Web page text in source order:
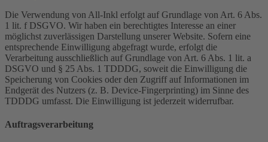
Die Verwendung von All-Inkl erfolgt auf Grundlage von Art. 6 Abs.
1 lit. f DSGVO. Wir haben ein berechtigtes Interesse an einer
möglichst zuverlässigen Darstellung unserer Website. Sofern eine
entsprechende Einwilligung abgefragt wurde, erfolgt die
Verarbeitung ausschließlich auf Grundlage von Art. 6 Abs. 1 lit. a
DSGVO und § 25 Abs. 1 TDDDG, soweit die Einwilligung die
Speicherung von Cookies oder den Zugriff auf Informationen im
Endgerät des Nutzers (z. B. Device-Fingerprinting) im Sinne des
TDDDG umfasst. Die Einwilligung ist jederzeit widerrufbar.
Auftragsverarbeitung